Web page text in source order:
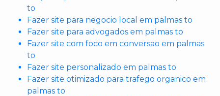
to
Fazer site para negocio local em palmas to
Fazer site para advogados em palmas to
Fazer site com foco em conversao em palmas
to
Fazer site personalizado em palmas to
Fazer site otimizado para trafego organico em
palmas to